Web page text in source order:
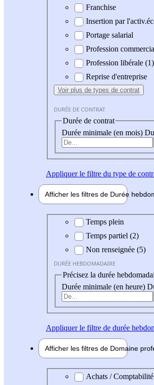
Franchise
Insertion par
Portage salarial
Profession
Profession libérale (1)
Reprise d'entreprise
Voir plus de types de contrat
DURÉE DE CONTRAT
Durée de contrat
Durée minimale (en mois)
Appliquerle filtre du type de
Afficher les filtres de Durée hebdo
Durée hebdomadaire
Temps plein
Temps partiel (2)
Non renseignée (5)
DURÉE HEBDOMADAIRE
Précisez la durée
Durée minimale (en heure)
Appliquerle filtre de durée
Afficher les filtres de Domaine pro
Domaine professionel
Achats /